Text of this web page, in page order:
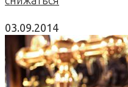
03.09.2014